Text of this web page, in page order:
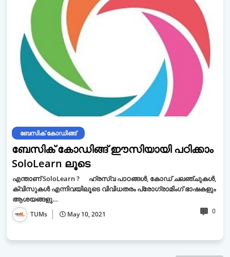
ബേസിക് കോഡിങ്ങ്
ബേസിക് കോഡിങ്ങ് ഈസിയായി പഠിക്കാം
SoloLearn ലൂടെ
എന്താണ് SoloLearn ? ഹ്രസ്വ പാഠങ്ങൾ, കോഡ് ചലഞ്ചുകൾ,
ക്വിസുകൾ എന്നിവയിലൂടെ വിവിധതരം പ്രോഗ്രാമിംഗ് ഭാഷകളും
ആശയങ്ങളു…
TUMs May 10, 2021 0